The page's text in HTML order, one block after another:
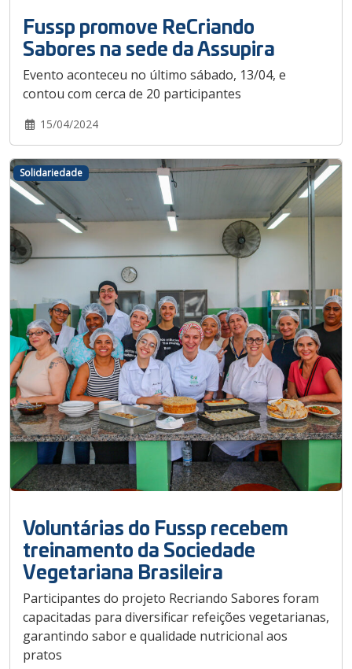
Fussp promove ReCriando
Sabores na sede da Assupira
Evento aconteceu no último sábado, 13/04, e
contou com cerca de 20 participantes
15/04/2024
Voluntárias do Fussp recebem
treinamento da Sociedade
Vegetariana Brasileira
Participantes do projeto Recriando Sabores foram
capacitadas para diversificar refeições vegetarianas,
garantindo sabor e qualidade nutricional aos
pratos
Solidariedade